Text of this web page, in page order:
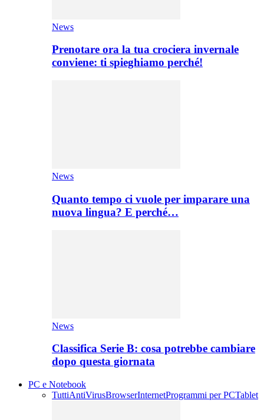
News
Prenotare ora la tua crociera invernale
conviene: ti spieghiamo perché!
News
Quanto tempo ci vuole per imparare una
nuova lingua? E perché…
News
Classifica Serie B: cosa potrebbe cambiare
dopo questa giornata
PC e Notebook
TuttiAntiVirusBrowserInternetProgrammi per PCTablet